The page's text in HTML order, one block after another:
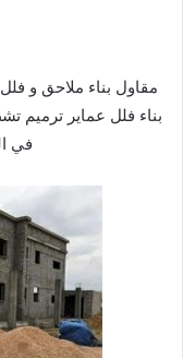
مقاول بناء ملاحق و
بناء فلل عماير ترميم
في